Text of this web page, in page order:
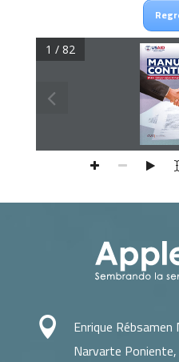
1 / 82

Enrique
Narvarte Poniente,